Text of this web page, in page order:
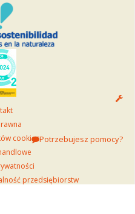
cookies
przedsiębiorstw
Potrzebujesz pomocy?